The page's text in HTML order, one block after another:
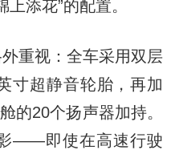
添花”的配置。
视：全车采用双层
寸超静音轮胎，再加
的20个扬声器加持。
——即使在高速行驶